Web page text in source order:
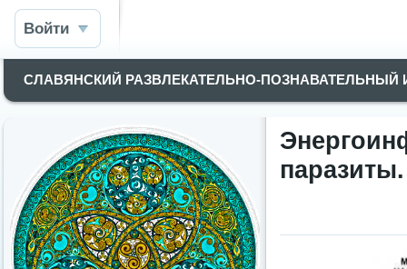
Войти
СЛАВЯНСКИЙ РАЗВЛЕКАТЕЛЬНО-
паразиты.